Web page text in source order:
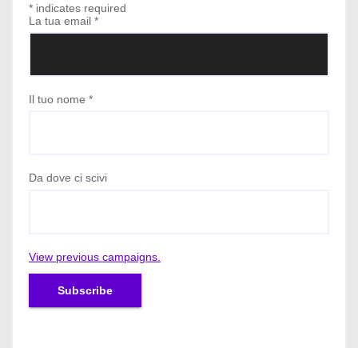
* indicates required
La tua email *
Il tuo nome *
Da dove ci scivi
View previous campaigns.